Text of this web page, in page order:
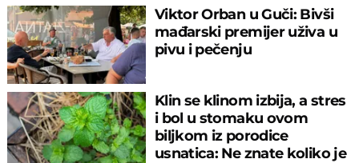
Viktor Orban u Guči: Bivši
mađarski premijer uživa u
pivu i pečenju
Klin se klinom izbija, a stres
i bol u stomaku ovom
biljkom iz porodice
usnatica: Ne znate koliko je